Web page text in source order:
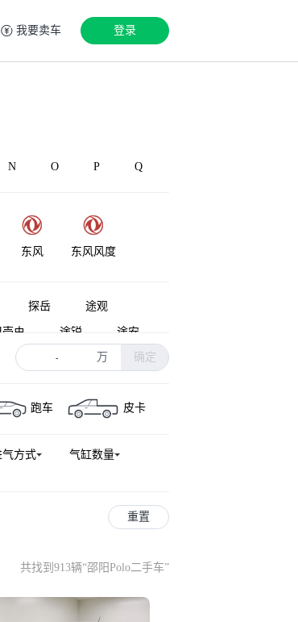
我要卖车 登录
N O P Q
东风 东风风度
探岳 途观
壳虫 途锐 途安
高尔夫·嘉旅
(进口) Tiguan
途岳新能源
- 万 确定
跑车
皮卡
气方式
气缸数量
重置
共找到913辆“邵阳Polo二手车”